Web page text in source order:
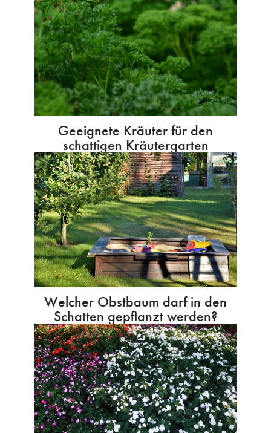
Geeignete Kräuter für den
schattigen Kräutergarten
Welcher Obstbaum darf in den
Schatten gepflanzt werden?